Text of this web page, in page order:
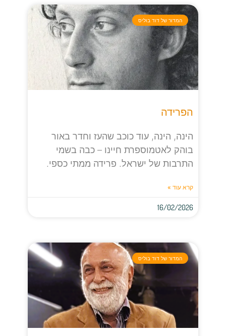
המדור של דוד בוליס
הפרידה
הינה, הינה, עוד כוכב שהעז וחדר באור
בוהק לאטמוספרת חיינו – כבה בשמי
התרבות של ישראל. פרידה ממתי כספי.
קרא עוד »
16/02/2026
המדור של דוד בוליס